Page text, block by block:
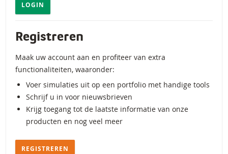
LOGIN
Registreren
Maak uw account aan en profiteer van extra
functionaliteiten, waaronder:
Voer simulaties uit op een portfolio met handige tools
Schrijf u in voor nieuwsbrieven
Krijg toegang tot de laatste informatie van onze
producten en nog veel meer
REGISTREREN